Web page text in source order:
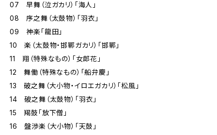
07 早舞（泣ガカリ）「海人」
08 序之舞（太鼓物）「羽衣」
09 神楽「龍田」
10 楽（太鼓物・邯鄲ガカリ）「邯鄲」
11 翔（特殊なもの）「女郎花」
12 舞働（特殊なもの）「船弁慶」
13 破之舞（大小物・イロエガカリ）「松風」
14 破之舞（太鼓物）「羽衣」
15 羯鼓「放下僧」
16 盤渉楽（大小物）「天鼓」